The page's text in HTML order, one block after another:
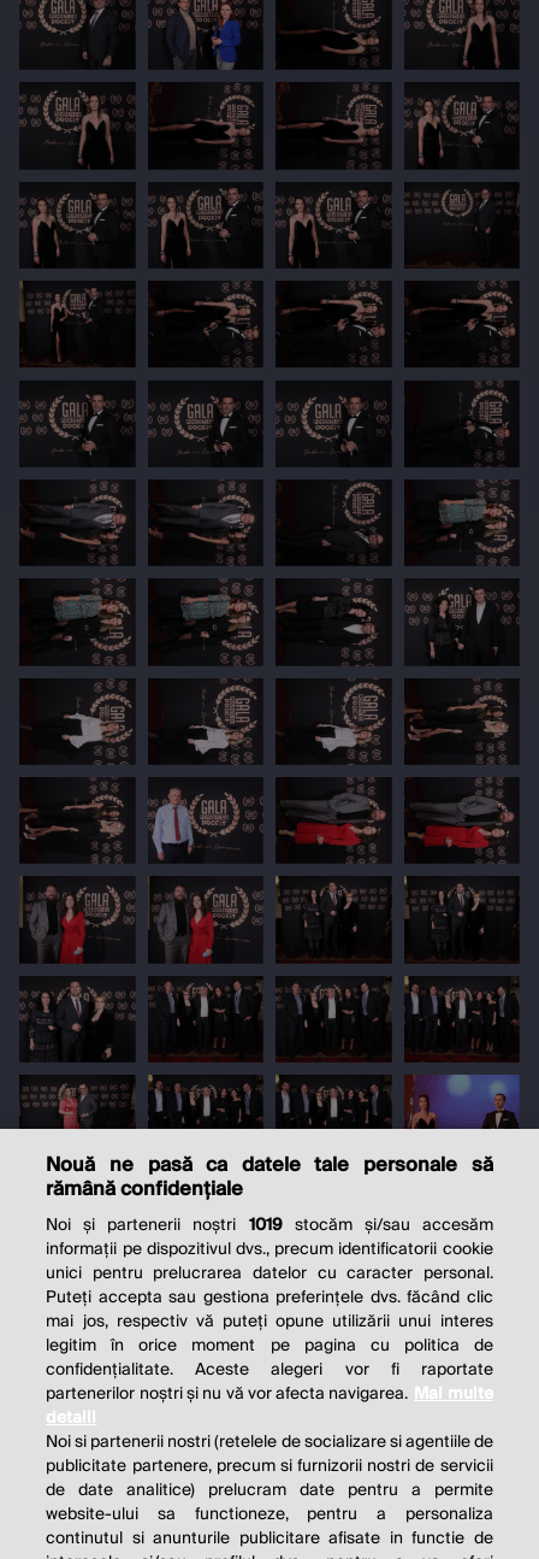
Nouă ne pasă ca datele tale personale să
rămână confidențiale
Noi și partenerii noștri 1019stocăm și/sau accesăm
informații pe dispozitivul dvs., precum identificatorii cookie
unici pentru prelucrarea datelor cu caracter personal.
Puteți accepta sau gestiona preferințele dvs. făcând clic
mai jos, respectiv vă puteți opune utilizării unui interes
legitim în orice moment pe pagina cu politica de
confidențialitate. Aceste alegeri vor fi raportate
partenerilor noștri și nu vă vor afecta navigarea. Mai multe
detalii
Noi si partenerii nostri (retelele de socializare si agentiile de
publicitate partenere, precum si furnizorii nostri de servicii
de date analitice) prelucram date pentru a permite
website-ului sa functioneze, pentru a personaliza
continutul si anunturile publicitare afisate in functie de